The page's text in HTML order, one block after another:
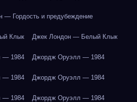
— Гордость и предубеждение
Клык Джек Лондон — Белый Клык
— 1984 Джордж Оруэлл — 1984
— 1984 Джордж Оруэлл — 1984
— 1984 Джордж Оруэлл — 1984